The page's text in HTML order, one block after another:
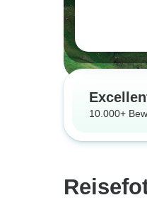
10.000+